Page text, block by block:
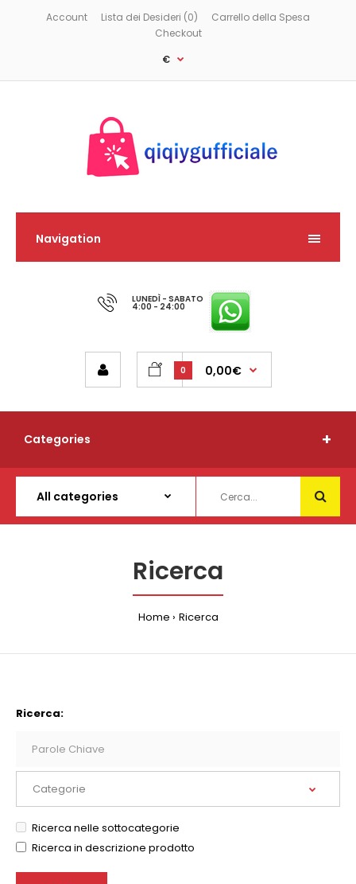
Account Lista dei Desideri (0)
Carrello della Spesa
Checkout
€
Navigation
LUNEDÌ - SABATO
4:00 - 24:00
0 0,00€
Categories
Ricerca
Home Ricerca
Ricerca:
Ricerca nelle sottocategorie
Ricerca in descrizione prodotto